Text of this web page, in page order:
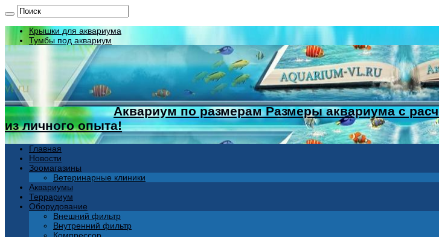
Крышки для аквариума
Тумбы под аквариум
Аквариум по размерам Размеры аквариума с
из личного опыта!
Главная
Новости
Зоомагазины
Ветеринарные клиники
Аквариумы
Террариум
Оборудование
Внешний фильтр
Внутренний фильтр